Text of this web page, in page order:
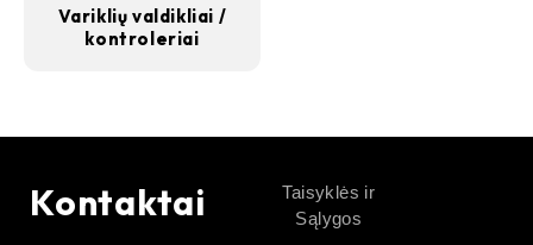
Variklių valdikliai /
kontroleriai
Kontaktai
Taisyklės ir
Sąlygos